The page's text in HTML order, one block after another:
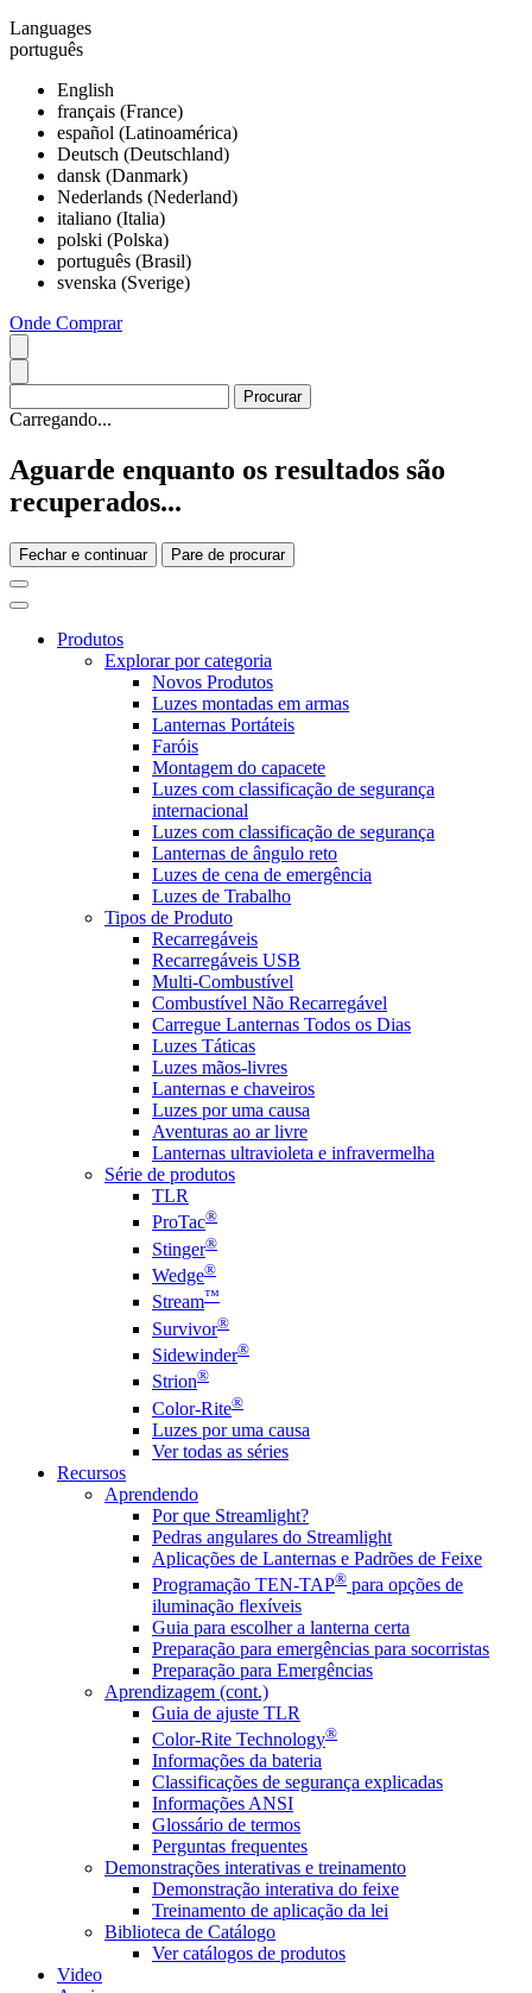
Languages
português
English
français (France)
español (Latinoamérica)
Deutsch (Deutschland)
dansk (Danmark)
Nederlands (Nederland)
italiano (Italia)
polski (Polska)
português (Brasil)
svenska (Sverige)
Onde Comprar
Carregando...
Aguarde enquanto os resultados são
recuperados...
Fechar e continuar Pare de procurar
Produtos
Explorar por categoria
Novos Produtos
Luzes montadas em armas
Lanternas Portáteis
Faróis
Montagem do capacete
Luzes com classificação de segurança
internacional
Luzes com classificação de segurança
Lanternas de ângulo reto
Luzes de cena de emergência
Luzes de Trabalho
Tipos de Produto
Recarregáveis
Recarregáveis USB
Multi-Combustível
Combustível Não Recarregável
Carregue Lanternas Todos os Dias
Luzes Táticas
Luzes mãos-livres
Lanternas e chaveiros
Luzes por uma causa
Aventuras ao ar livre
Lanternas ultravioleta e infravermelha
Série de produtos
TLR
ProTac®
Stinger®
Wedge®
Stream™
Survivor®
Sidewinder®
Strion®
Color-Rite®
Luzes por uma causa
Ver todas as séries
Recursos
Aprendendo
Por que Streamlight?
Pedras angulares do Streamlight
Aplicações de Lanternas e Padrões de Feixe
Programação TEN-TAP® para opções de
iluminação flexíveis
Guia para escolher a lanterna certa
Preparação para emergências para socorristas
Preparação para Emergências
Aprendizagem (cont.)
Guia de ajuste TLR
Color-Rite Technology®
Informações da bateria
Classificações de segurança explicadas
Informações ANSI
Glossário de termos
Perguntas frequentes
Demonstrações interativas e treinamento
Demonstração interativa do feixe
Treinamento de aplicação da lei
Biblioteca de Catálogo
Ver catálogos de produtos
Video